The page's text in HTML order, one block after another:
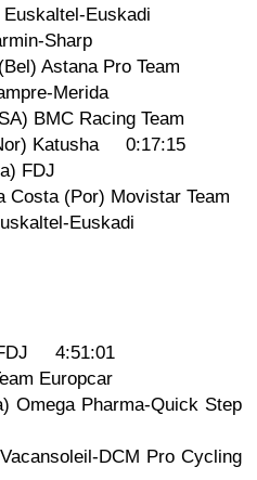
Euskadi
Sharp
Astana Pro Team
Merida
BMC Racing Team
Katusha 0:17:15
FDJ
(Por) Movistar Team
Euskadi
4:51:01
Europcar
Pharma-Quick Step
DCM Pro Cycling